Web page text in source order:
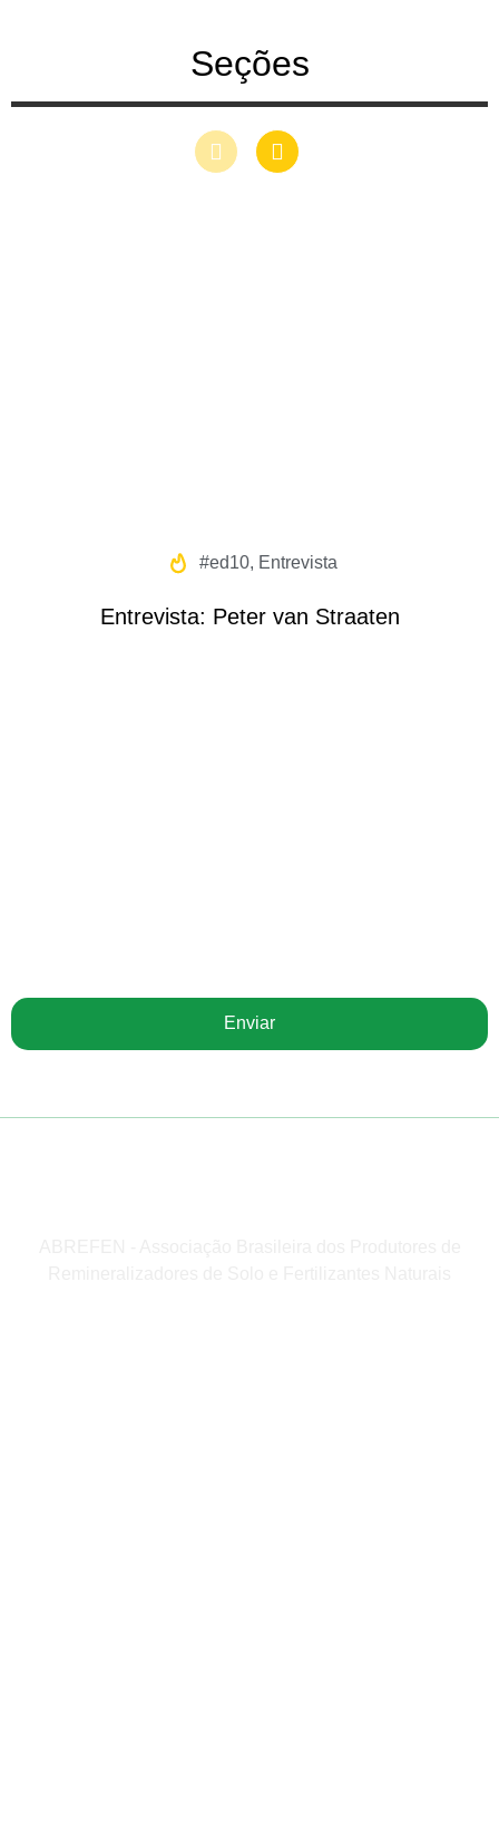
Seções
#ed10, Entrevista
Entrevista: Peter van Straaten
Enviar